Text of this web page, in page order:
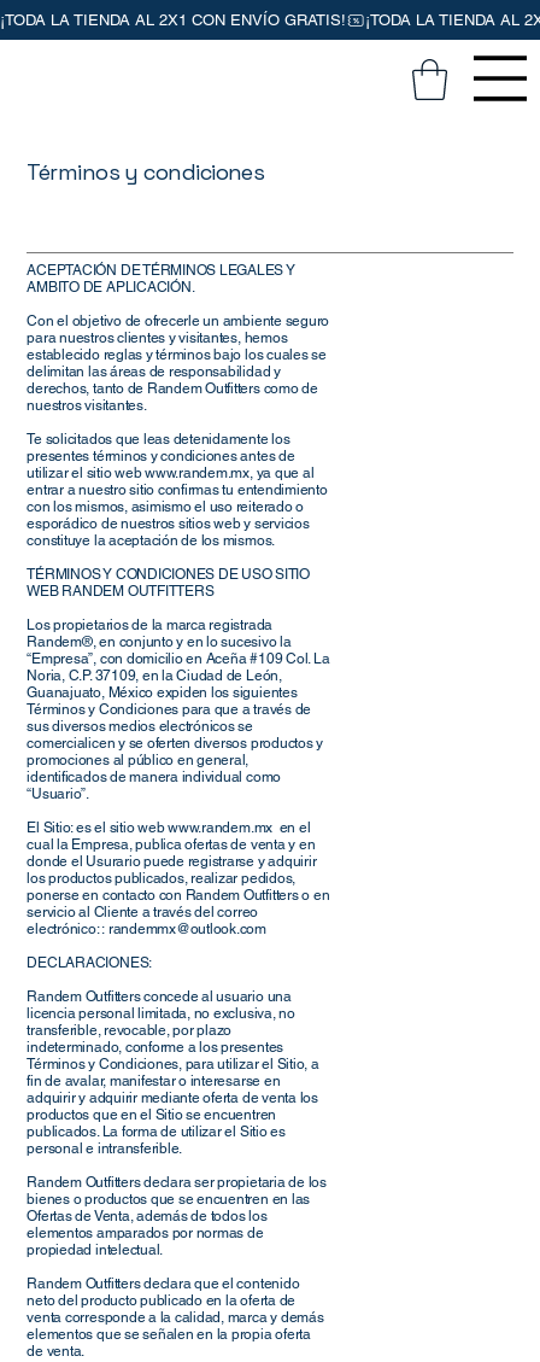
Términos y condiciones
ACEPTACIÓN DE TÉRMINOS LEGALES Y
AMBITO DE APLICACIÓN.
Con el objetivo de ofrecerle un ambiente seguro
para nuestros clientes y visitantes, hemos
establecido reglas y términos bajo los cuales se
delimitan las áreas de responsabilidad y
derechos, tanto de Randem Outfitters como de
nuestros visitantes.
Te solicitados que leas detenidamente los
presentes términos y condiciones antes de
utilizar el sitio webwww.randem.mx, ya que al
entrar a nuestro sitio confirmas tu entendimiento
con los mismos, asimismo el uso reiterado o
esporádico de nuestros sitios web y servicios
constituye la aceptación de los mismos.
TÉRMINOS Y CONDICIONES DE USO SITIO
WEB RANDEM OUTFITTERS
Los propietarios de la marca registrada
Randem®, en conjunto y en lo sucesivo la
“Empresa”, con domicilio en Aceña #109 Col. La
Noria, C.P. 37109, en la Ciudad de León,
Guanajuato, México expiden los siguientes
Términos y Condiciones para que a través de
sus diversos medios electrónicos se
comercialicen y se oferten diversos productos y
promociones al público en general,
identificados de manera individual como
“Usuario”.
El Sitio: es el sitio webwww.randem.mx en el
cual la Empresa, publica ofertas de venta y en
donde el Usurario puede registrarse y adquirir
los productos publicados, realizar pedidos,
ponerse en contacto con Randem Outfitters o en
servicio al Cliente a través del correo
electrónico: : randemmx@outlook.com
DECLARACIONES:
Randem Outfitters concede al usuario una
licencia personal limitada, no exclusiva, no
transferible, revocable, por plazo
indeterminado, conforme a los presentes
Términos y Condiciones, para utilizar el Sitio, a
fin de avalar, manifestar o interesarse en
adquirir y adquirir mediante oferta de venta los
productos que en el Sitio se encuentren
publicados. La forma de utilizar el Sitio es
personal e intransferible.
Randem Outfitters declara ser propietaria de los
bienes o productos que se encuentren en las
Ofertas de Venta, además de todos los
elementos amparados por normas de
propiedad intelectual.
Randem Outfitters declara que el contenido
neto del producto publicado en la oferta de
venta corresponde a la calidad, marca y demás
elementos que se señalen en la propia oferta
de venta.